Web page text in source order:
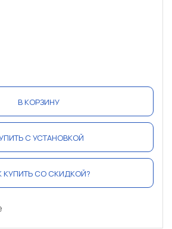
В КОРЗИНУ
С УСТАНОВКОЙ
КУПИТЬ СО СКИДКОЙ?